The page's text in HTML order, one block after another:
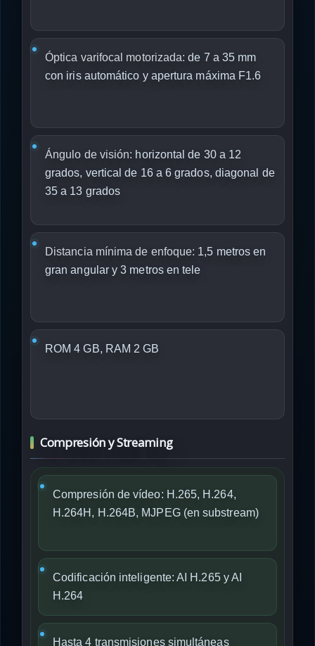
Óptica varifocal motorizada: de 7 a 35 mm
con iris automático y apertura máxima F1.6
Ángulo de visión: horizontal de 30 a 12
grados, vertical de 16 a 6 grados, diagonal de
35 a 13 grados
Distancia mínima de enfoque: 1,5 metros en
gran angular y 3 metros en tele
ROM 4 GB, RAM 2 GB
Compresión y Streaming
Compresión de vídeo: H.265, H.264,
H.264H, H.264B, MJPEG (en substream)
Codificación inteligente: AI H.265 y AI
H.264
Hasta 4 transmisiones simultáneas